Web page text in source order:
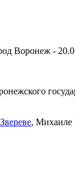
Воронеж -
, Михаиле